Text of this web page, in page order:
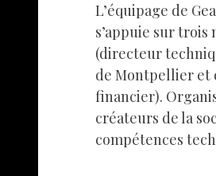
L’équipage de
s’appuie sur trois
(directeur
de Montpellier et
financier).
créateurs de la
compétences